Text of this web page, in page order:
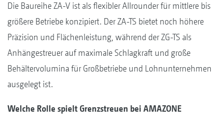
Die Baureihe ZA-V ist als flexibler Allrounder für mittlere bis
größere Betriebe konzipiert. Der ZA-TS bietet noch höhere
Präzision und Flächenleistung, während der ZG-TS als
Anhängestreuer auf maximale Schlagkraft und große
Behältervolumina für Großbetriebe und Lohnunternehmen
ausgelegt ist.
Welche Rolle spielt Grenzstreuen bei AMAZONE